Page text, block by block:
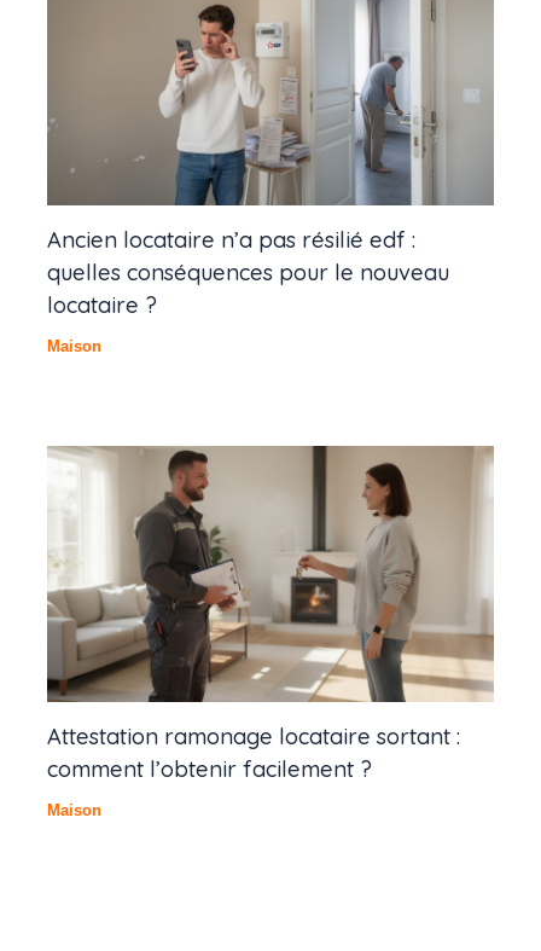
Ancien locataire n’a pas résilié edf :
quelles conséquences pour le nouveau
locataire ?
Maison
Attestation ramonage locataire sortant :
comment l’obtenir facilement ?
Maison